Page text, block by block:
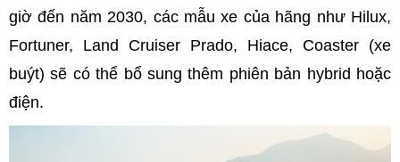
giờ đến năm 2030, các mẫu xe của hãng như Hilux,
Fortuner, Land Cruiser Prado, Hiace, Coaster (xe
buýt) sẽ có thể bổ sung thêm phiên bản hybrid hoặc
điện.